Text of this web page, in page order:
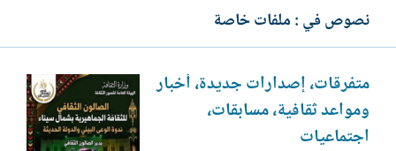
نصوص في : ملفات خاصة
متفرقات، إصدارات جديدة، أخبار
ومواعد ثقافية، مسابقات،
اجتماعيات